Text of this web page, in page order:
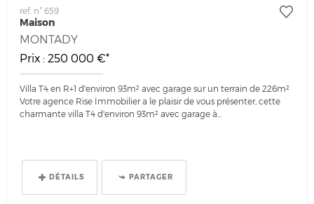
ref. n° 659
Maison
MONTADY
Prix : 250 000 €*
Villa T4 en R+1 d'environ 93m² avec garage sur un terrain de 226m²
Votre agence Rise Immobilier a le plaisir de vous présenter, cette
charmante villa T4 d'environ 93m² avec garage à...
DÉTAILS PARTAGER